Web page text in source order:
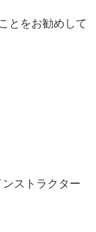
とをお勧めして
ストラクター